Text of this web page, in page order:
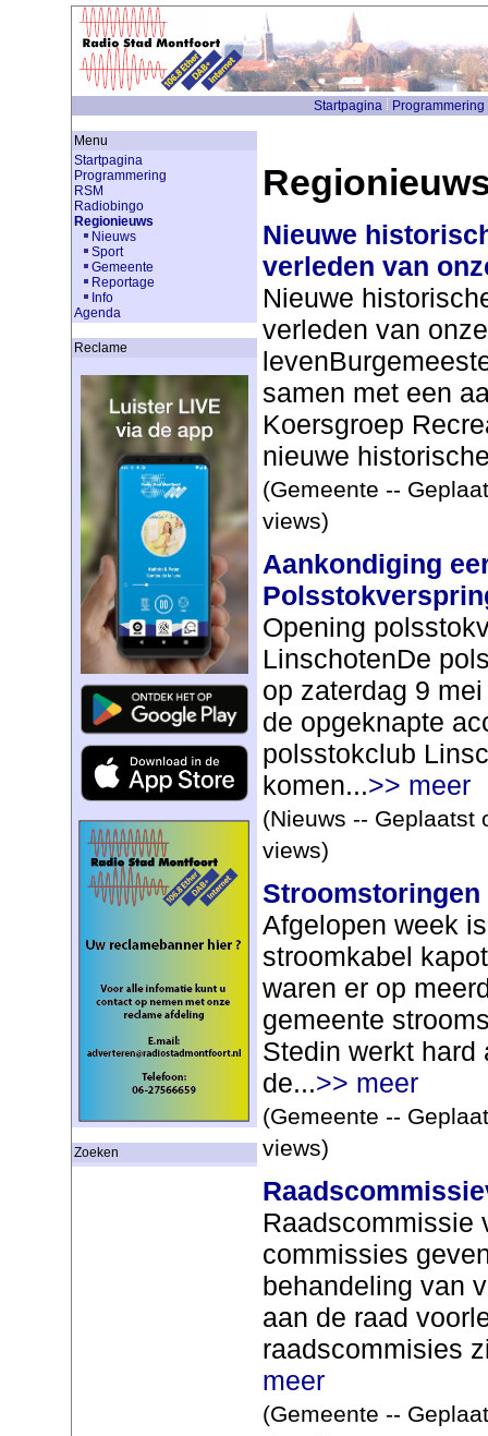
Startpagina Programmering
Menu
Startpagina
Programmering
RSM
Radiobingo
Regionieuws
Nieuws
Sport
Gemeente
Reportage
Info
Agenda
Reclame
Zoeken
Nieuwe
verleden van
Nieuwe
verleden van
samen met een
Koersgroep
nieuwe
(Gemeente --
views)
Aankondiging
Opening
LinschotenDe
op zaterdag 9
de opgeknapte
polsstokclub
komen...>> meer
(Nieuws -- Geplaatst
views)
Stroomstoringen
Afgelopen week
stroomkabel
waren er op
gemeente
Stedin werkt hard
de...>> meer
(Gemeente --
views)
Raadscommissie
commissies
behandeling van
aan de raad
raadscommisies
meer
(Gemeente --